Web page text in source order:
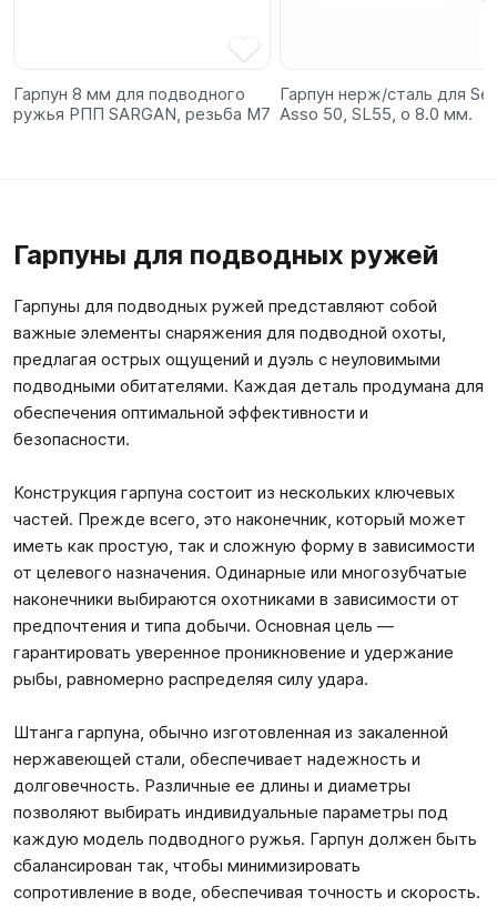
Гарпун 8 мм для подводного
ружья РПП SARGAN, резьба M7
Гарпун нерж/сталь для
Asso 50, SL55, o 8.0 мм.
Гарпуны для подводных ружей
Гарпуны для подводных ружей представляют собой
важные элементы снаряжения для подводной охоты,
предлагая острых ощущений и дуэль с неуловимыми
подводными обитателями. Каждая деталь продумана для
обеспечения оптимальной эффективности и
безопасности.
Конструкция гарпуна состоит из нескольких ключевых
частей. Прежде всего, это наконечник, который может
иметь как простую, так и сложную форму в зависимости
от целевого назначения. Одинарные или многозубчатые
наконечники выбираются охотниками в зависимости от
предпочтения и типа добычи. Основная цель —
гарантировать уверенное проникновение и удержание
рыбы, равномерно распределяя силу удара.
Штанга гарпуна, обычно изготовленная из закаленной
нержавеющей стали, обеспечивает надежность и
долговечность. Различные ее длины и диаметры
позволяют выбирать индивидуальные параметры под
каждую модель подводного ружья. Гарпун должен быть
сбалансирован так, чтобы минимизировать
сопротивление в воде, обеспечивая точность и скорость.